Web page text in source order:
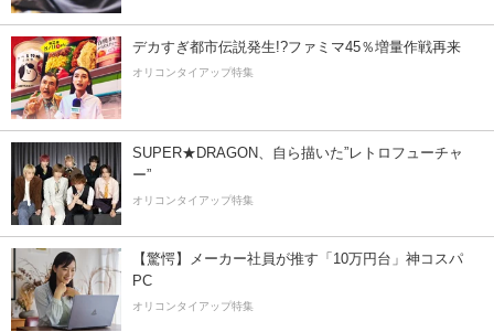
デカすぎ都市伝説発生!?ファミマ45％増量作戦再来
オリコンタイアップ特集
SUPER★DRAGON、自ら描いた”レトロフューチャ
ー”
オリコンタイアップ特集
【驚愕】メーカー社員が推す「10万円台」神コスパ
PC
オリコンタイアップ特集